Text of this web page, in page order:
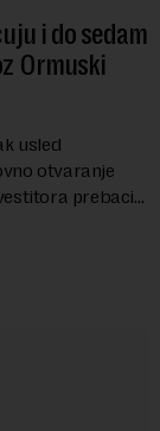
i do sedam
Ormuski
usled
otvaranje
prebacio